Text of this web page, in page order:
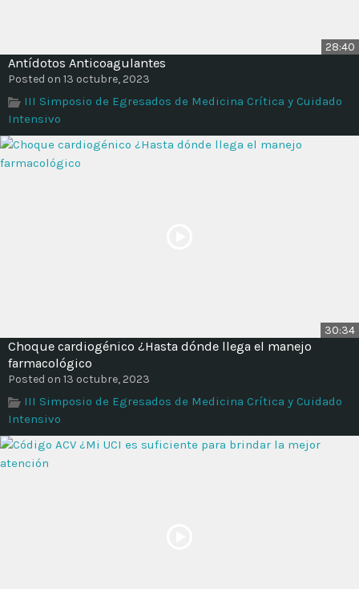
28:40
Antídotos Anticoagulantes
Posted on 13 octubre, 2023
III Simposio de Egresados de Medicina Crítica y Cuidado
Intensivo
30:34
Choque cardiogénico ¿Hasta dónde llega el manejo
farmacológico
Posted on 13 octubre, 2023
III Simposio de Egresados de Medicina Crítica y Cuidado
Intensivo